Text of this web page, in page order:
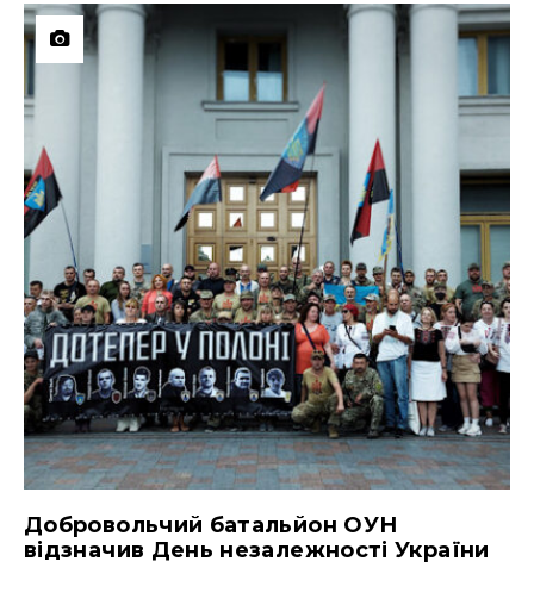
Добровольчий батальйон ОУН
відзначив День незалежності України